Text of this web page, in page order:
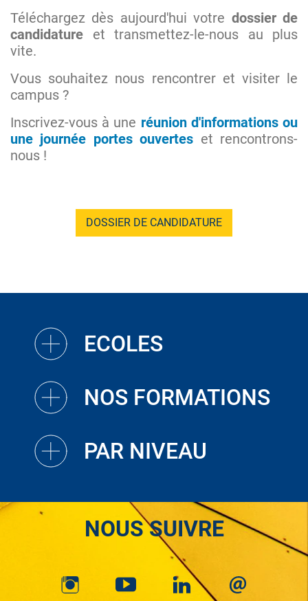
Téléchargez dès aujourd'hui votre dossier de
candidature et transmettez-le-nous au plus
vite.
Vous souhaitez nous rencontrer et visiter le
campus ?
Inscrivez-vous à une réunion d'informations ou
une journée portes ouvertes et rencontrons-
nous !
DOSSIER DE CANDIDATURE
ECOLES
NOS FORMATIONS
PAR NIVEAU
NOUS SUIVRE